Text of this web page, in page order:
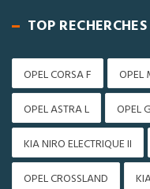
TOP RECHERCHES
OPEL CORSA F OPEL
OPEL ASTRA L
OPEL
KIA NIRO ELECTRIQUE II
OPEL CROSSLAND